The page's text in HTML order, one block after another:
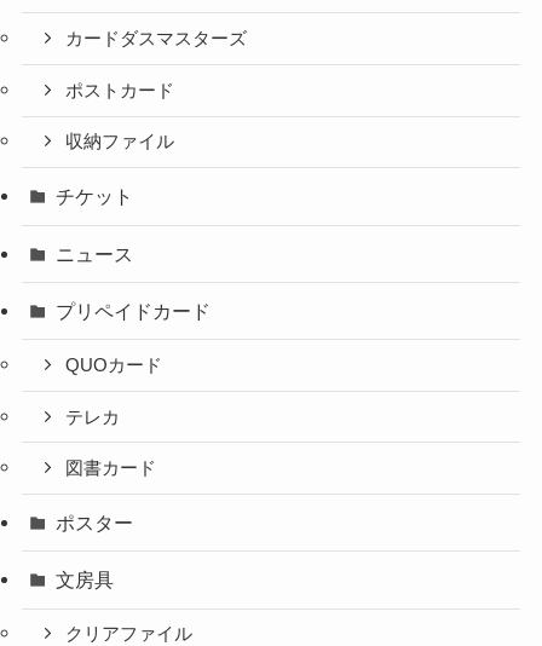
カードダスマスターズ
ポストカード
収納ファイル
チケット
ニュース
プリペイドカード
QUOカード
テレカ
図書カード
ポスター
文房具
クリアファイル